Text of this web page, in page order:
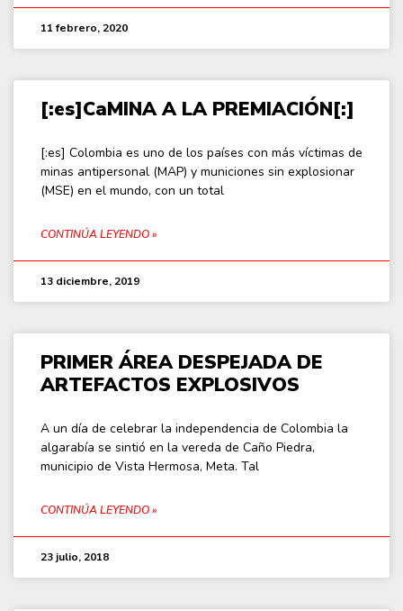
11 febrero, 2020
[:es]CaMINA A LA PREMIACIÓN[:]
[:es] Colombia es uno de los países con más víctimas de
minas antipersonal (MAP) y municiones sin explosionar
(MSE) en el mundo, con un total
CONTINÚA LEYENDO »
13 diciembre, 2019
PRIMER ÁREA DESPEJADA DE
ARTEFACTOS EXPLOSIVOS
A un día de celebrar la independencia de Colombia la
algarabía se sintió en la vereda de Caño Piedra,
municipio de Vista Hermosa, Meta. Tal
CONTINÚA LEYENDO »
23 julio, 2018